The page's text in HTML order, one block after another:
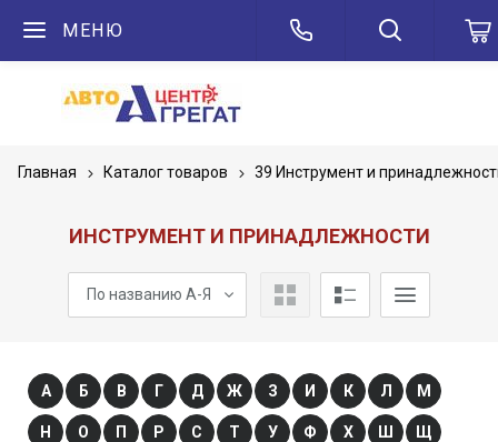
МЕНЮ
Главная Каталог товаров 39 Инструмент и
ИНСТРУМЕНТ И ПРИНАДЛЕЖНОСТИ
По названию А-Я
А Б В Г Д Ж З И К Л М
Н О П Р С Т У Ф Х Ш Щ